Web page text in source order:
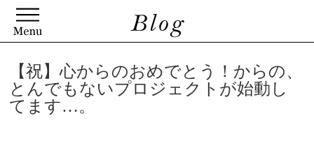
【祝】心からのおめでとう！からの、
とんでもないプロジェクトが始動し
てます…。